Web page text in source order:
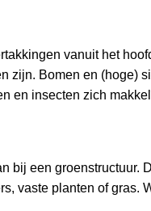
vanuit het
zijn. Bomen en (hoge)
en insecten zich
bij een groenstructuur.
vaste planten of gras.